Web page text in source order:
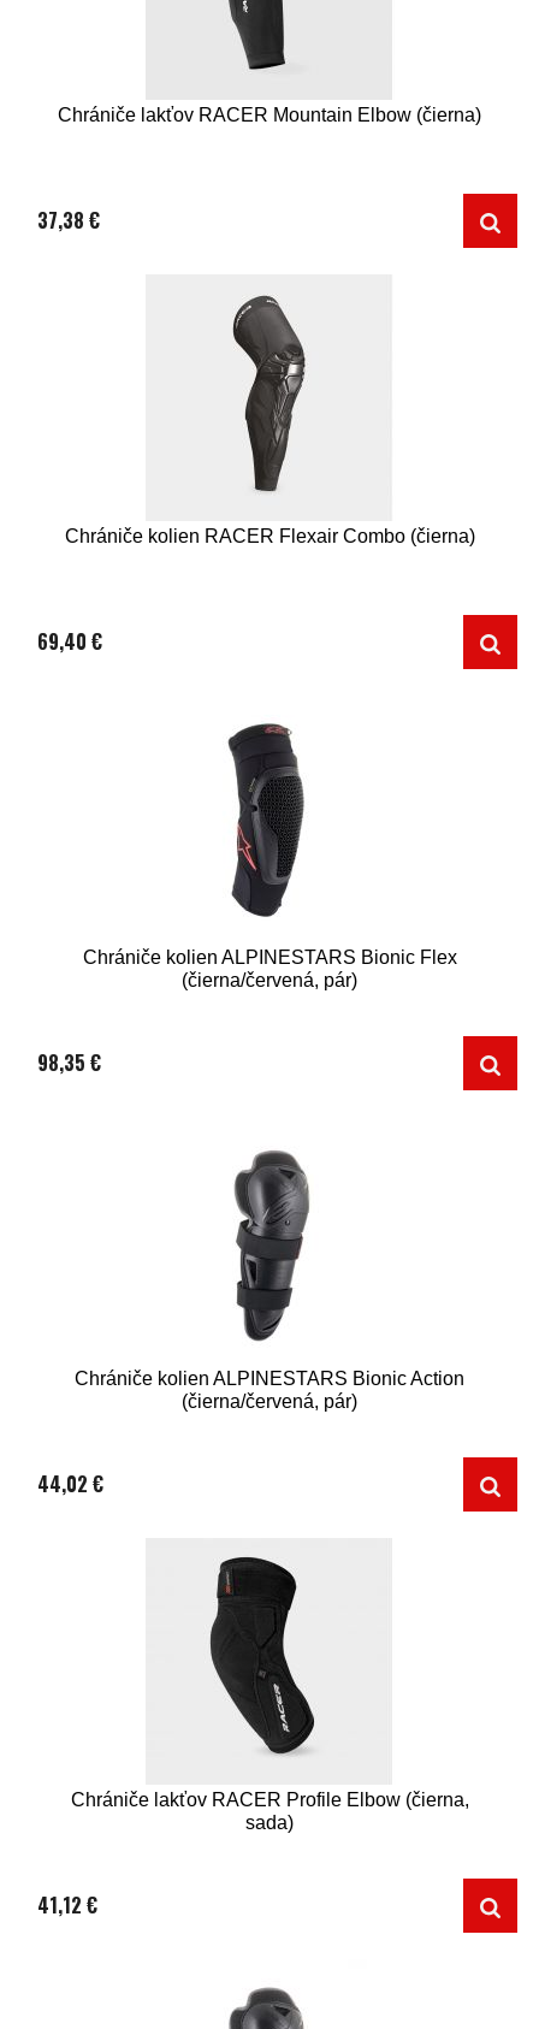
Chrániče lakťov RACER Mountain Elbow (čierna)
37,38 €
Chrániče kolien RACER Flexair Combo (čierna)
69,40 €
Chrániče kolien ALPINESTARS Bionic Flex
(čierna/červená, pár)
98,35 €
Chrániče kolien ALPINESTARS Bionic Action
(čierna/červená, pár)
44,02 €
Chrániče lakťov RACER Profile Elbow (čierna,
sada)
41,12 €